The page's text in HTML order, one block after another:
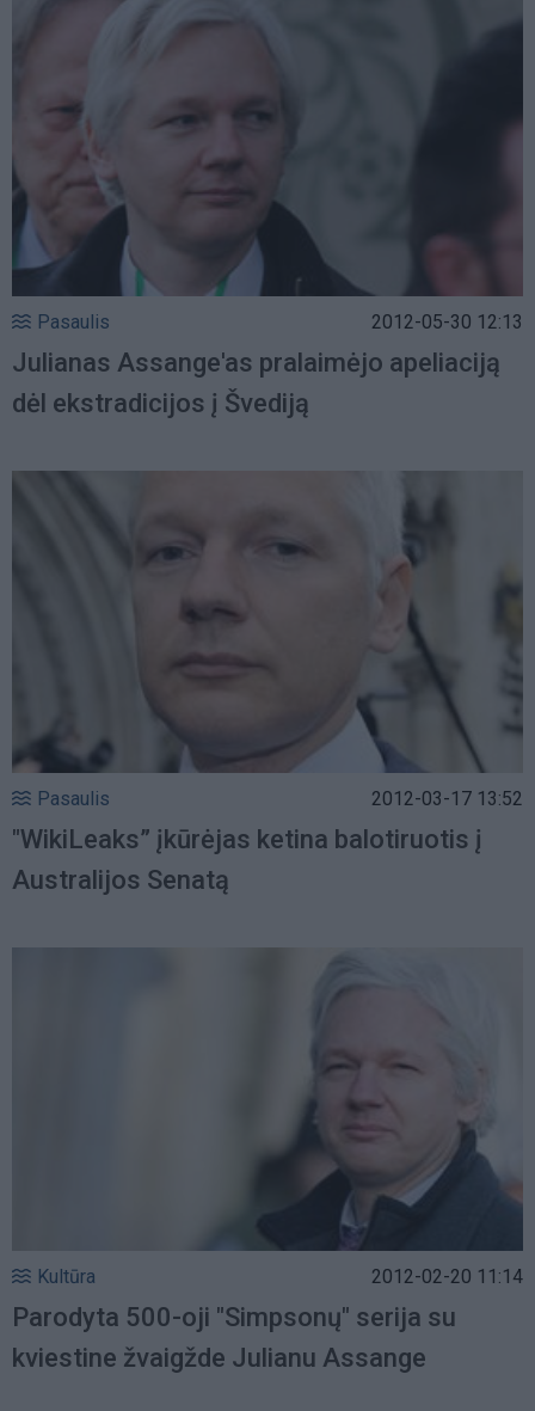
Pasaulis 2012-05-30 12:13
Julianas Assange'as pralaimėjo apeliaciją
dėl ekstradicijos į Švediją
Pasaulis 2012-03-17 13:52
"WikiLeaks” įkūrėjas ketina balotiruotis į
Australijos Senatą
Kultūra 2012-02-20 11:14
Parodyta 500-oji "Simpsonų" serija su
kviestine žvaigžde Julianu Assange